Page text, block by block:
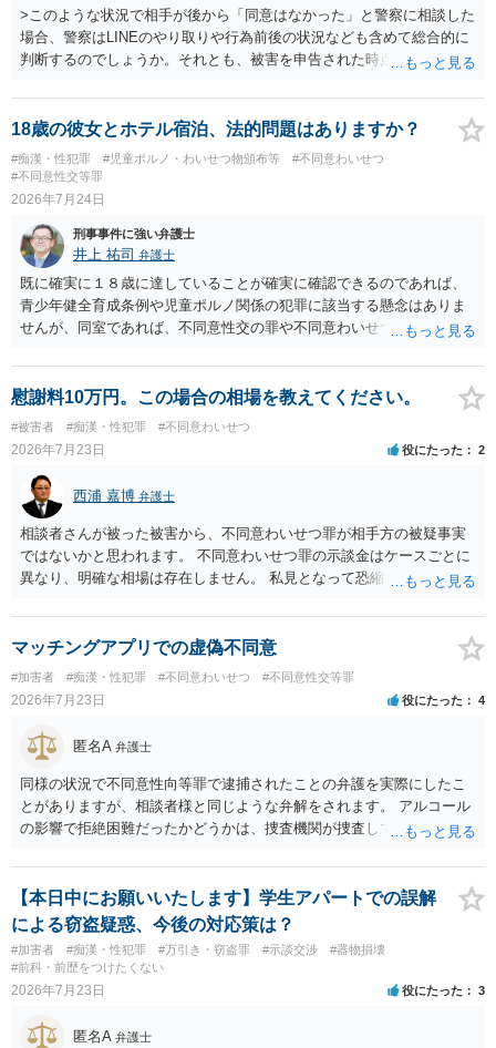
>このような状況で相手が後から「同意はなかった」と警察に相談した
場合、警察はLINEのやり取りや行為前後の状況なども含めて総合的に
判断するのでしょうか。それとも、被害を申告された時点で私がかな
の（不起訴事案）を含めて数件経験していますが、いずれも警察の対
応は前者です。 特に近年は、いわゆる異性間のトラブルから報復的
に不同意性交・不同意わいせつの罪の被害届が出される事案が頻発し
ており、警察も闇雲な逮捕をしないよう慎重になっているため、まず
は前後のＬＩＮＥやInstagram等の履歴をすべて統括的に縦覧して、
動くようになっていると感じます。
18歳の彼女とホテル宿泊、法的問題はありますか？
#痴漢・性犯罪 #児童ポルノ・わいせつ物頒布等
#不同意わいせつ
#不同意性交等罪
2026年7月24日
刑事事件に強い弁護士
井上 祐司 弁護士
既に確実に１８歳に達していることが確実に確認できるのであれば、
青少年健全育成条例や児童ポルノ関係の犯罪に該当する懸念はありま
せんが、同室であれば、不同意性交の罪や不同意わいせつの罪の問題
えます。 すでに成人している以上、ホテル側が訝しく思って連絡をす
る可能性というのはほとんどないと考えます。
慰謝料10万円。この場合の相場を教えてください。
#被害者 #痴漢・性犯罪 #不同意わいせつ
2026年7月23日 役にたった 2
西浦 嘉博 弁護士
相談者さんが被った被害から、不同意わいせつ罪が相手方の被疑事実
ではないかと思われます。 不同意わいせつ罪の示談金はケースごとに
異なり、明確な相場は存在しません。 私見となって恐縮ですが、一般
方、相手方に資力がなければ、相場通りの請求は困難であることに留
意ください。 より詳細について、お聞きになりたい場合、最寄りの法
マッチングアプリでの虚偽不同意
#加害者 #痴漢・性犯罪 #不同意わいせつ #不同意性交等罪
2026年7月23日 役にたった 4
匿名A 弁護士
同様の状況で不同意性向等罪で逮捕されたことの弁護を実際にしたこ
とがありますが、相談者様と同じような弁解をされます。 アルコール
の影響で拒絶困難だったかどうかは、捜査機関が捜査して判断するこ
分かりません。 また、拒絶困難であったとしても、それについて相談
者様に認識がなければ、「故意」がないという判断になることもあり
ます。 相談者様はあくまで「アルコールの影響はない」「完全なる同
意であった」とのお立場ですので、現時点で、対応できることはない
のではないでしょうか？（同意してたよねと言っても火に油をそそぐ
だけになりかねません。） そのため、現時点でこれ以上アドバイスで
【本日中にお願いいたします】学生アパートでの誤解
による窃盗疑惑、今後の対応策は？
#加害者 #痴漢・性犯罪 #万引き・窃盗罪 #示談交渉
#器物損壊
#前科・前歴をつけたくない
2026年7月23日 役にたった 3
匿名A 弁護士